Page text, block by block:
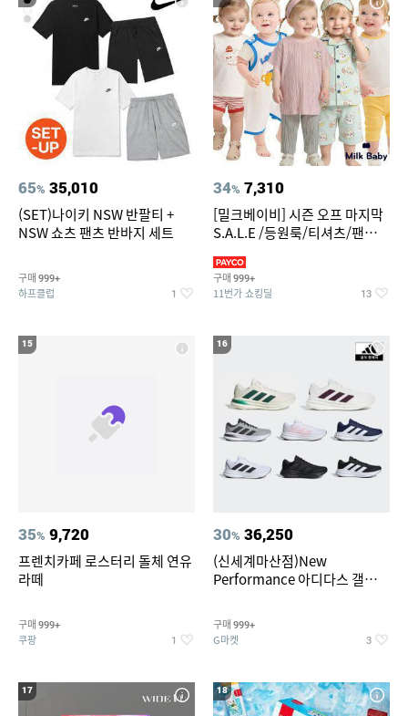
65% 35,010
(SET)나이키 NSW 반팔티 +
NSW 쇼츠 팬츠 반바지 세트
구매 999+
하프클럽 1
34% 7,310
[밀크베이비] 시즌 오프 마지막
S.A.L.E /등원룩/티셔츠/팬츠/
구매 999+
11번가 쇼킹딜 13
15
35% 9,720
프렌치카페 로스터리 돌체 연유
라떼
구매 999+
쿠팡 1
16
30% 36,250
(신세계마산점)New
Performance 아디다스 갤럭시
구매 999+
G마켓 3
17 18